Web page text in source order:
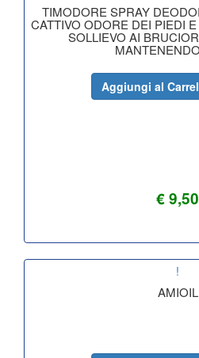
TIMODORE SPRAY
CATTIVO ODORE DEI PIEDI
SOLLIEVO AI
€ 9,50
Aggiungi al
!
AMIOIL